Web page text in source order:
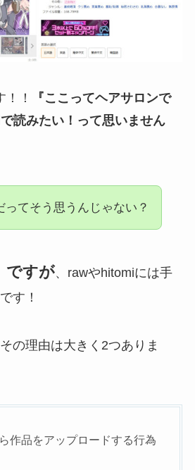
！
『ここってヘアサロンで
読みたい！って思いません
ってそう思うんじゃない？
ですが、rawやhitomiには手
す！
の理由は大きく2つありま
作品をアップロードする行為